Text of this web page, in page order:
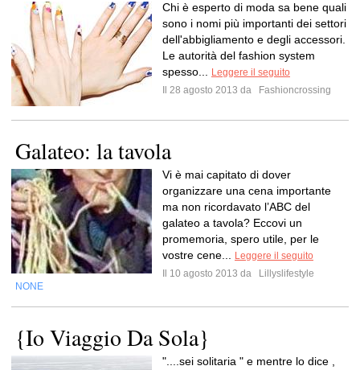
Chi è esperto di moda sa bene quali
sono i nomi più importanti dei settori
dell'abbigliamento e degli accessori.
Le autorità del fashion system
spesso...
Leggere il seguito
Il 28 agosto 2013 da
Fashioncrossing
Galateo: la tavola
Vi è mai capitato di dover
organizzare una cena importante
ma non ricordavato l’ABC del
galateo a tavola? Eccovi un
promemoria, spero utile, per le
vostre cene...
Leggere il seguito
Il 10 agosto 2013 da
Lillyslifestyle
NONE
{Io Viaggio Da Sola}
"....sei solitaria " e mentre lo dice ,